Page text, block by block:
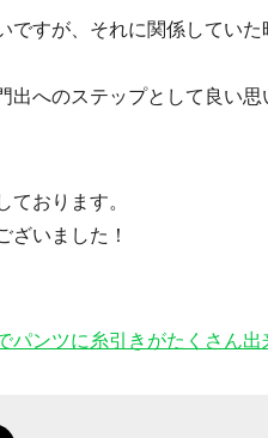
ですが、それに関係してい
出へのステップとして良い
おります。
ざいました！
パンツに糸引きがたくさん出